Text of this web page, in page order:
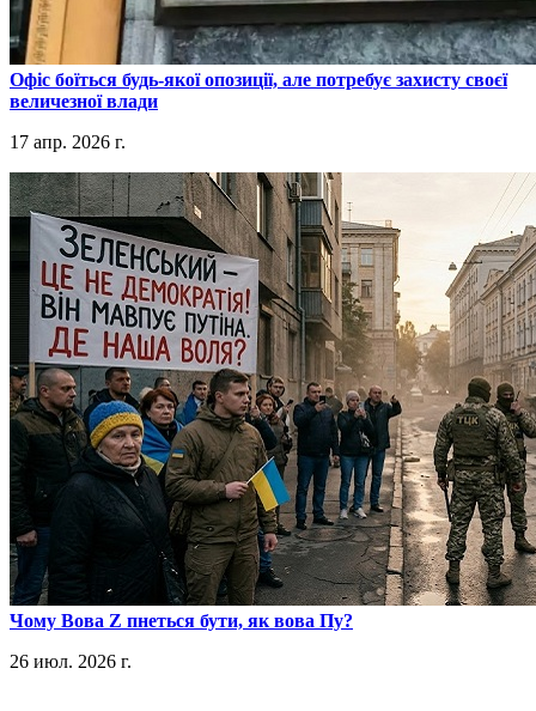
​Офіс боїться будь-якої опозиції, але потребує захисту своєї
величезної влади
17 апр. 2026 г.
​Чому Вова Z пнеться бути, як вова Пу?
26 июл. 2026 г.